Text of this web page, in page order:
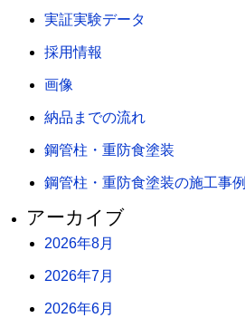
実証実験データ
採用情報
画像
納品までの流れ
鋼管柱・重防食塗装
鋼管柱・重防食塗装の施工事例
アーカイブ
2026年8月
2026年7月
2026年6月